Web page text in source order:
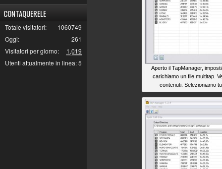
CONTAQUERELE
1060749
Totale visitatori:
261
Oggi:
1,019
Visitatori per giorno:
5
Utenti attualmente in linea:
Aperto il TapManager,
carichiamo un file multitap.
contenuti. Selezioniamo